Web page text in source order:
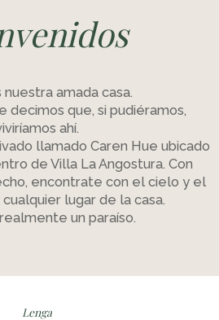
nuestra amada casa.
decimos que, si pudiéramos,
ahí.
llamado Caren Hue ubicado
de Villa La Angostura. Con
encontrate con el cielo y el
lugar de la casa.
un paraíso.
Lenga